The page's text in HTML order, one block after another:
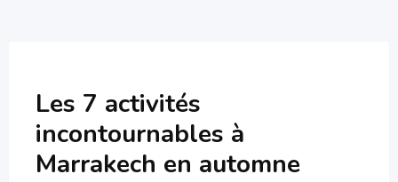
Les 7 activités
incontournables à
Marrakech en automne